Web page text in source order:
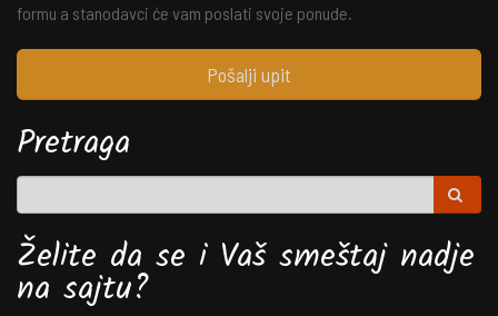
formu a stanodavci će vam poslati svoje ponude.
Pošalji upit
Pretraga
Želite da se i Vaš smeštaj nadje
na sajtu?